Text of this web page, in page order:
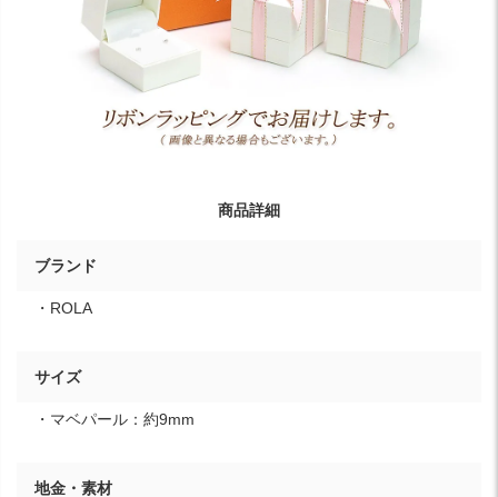
商品詳細
ブランド
・ROLA
サイズ
・マベパール：約9mm
地金・素材